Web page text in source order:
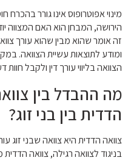
מינוי אפוטרופוס אינו גורר בהכרח
הירושה, המבחן הוא האם המצווה
זה אומר שהוא מבין שהוא עורך
ומודע לתוצאות עשיית הצוואה.
הצוואה בליווי עורך דין ולקבל
מה ההבדל בין
הדדית בין בני זוג?
צוואה הדדית היא צוואה שבני זוג
בניגוד לצוואה רגילה, צוואה